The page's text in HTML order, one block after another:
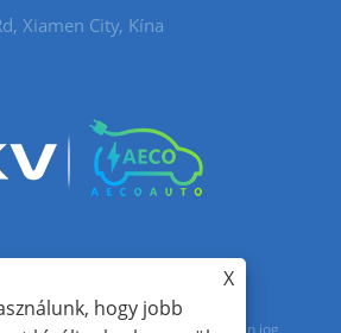
Xiamen City, Kína
X
hogy jobb